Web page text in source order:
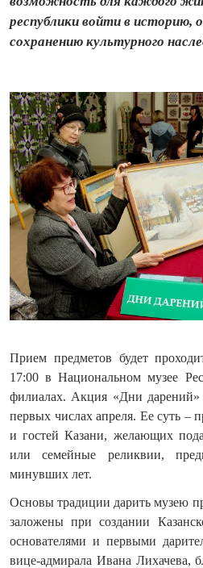
республики войти в историю,
сохранению культурного
Прием предметов будет
17:00в Национальном музее
филиалах. Акция «Дни дарений»
первых числах апреля. Ее суть –
и гостей Казани, желающих
или семейные реликвии,
минувших лет.
Основы традиции дарить музею
заложены при создании
основателями и первыми
вице-адмирала Ивана Лихачева,